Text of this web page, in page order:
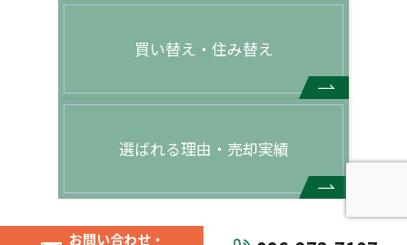
お問い合わせ・
買い替え・住み替え
選ばれる理由・売却実績